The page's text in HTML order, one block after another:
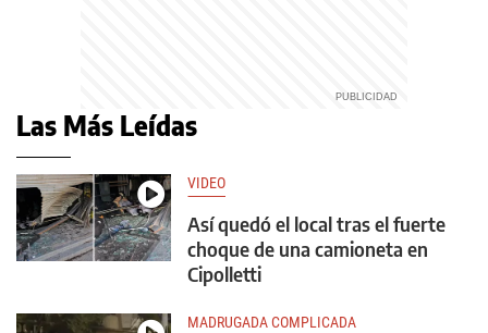
Las Más Leídas
VIDEO
Así quedó el local tras el fuerte
choque de una camioneta en
Cipolletti
MADRUGADA COMPLICADA